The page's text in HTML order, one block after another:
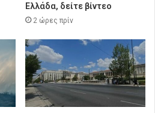
Ελλάδα, δείτε βίντεο
2 ώρες πρίν